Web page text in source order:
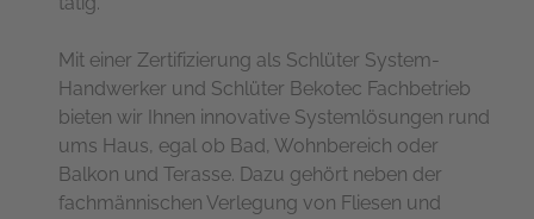
Mit einer Zertifizierung als Schlüter System-
Handwerker und Schlüter Bekotec Fachbetrieb
bieten wir Ihnen innovative Systemlösungen rund
ums Haus, egal ob Bad, Wohnbereich oder
Balkon und Terasse. Dazu gehört neben der
fachmännischen Verlegung von Fliesen und